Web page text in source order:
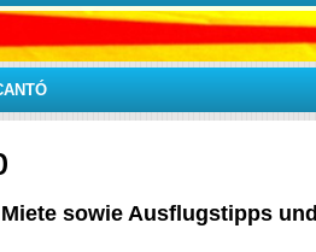
sowie Ausflugstipps und